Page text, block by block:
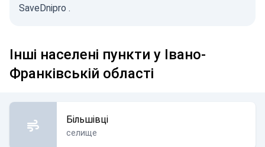
SaveDnipro .
Інші населені пункти у Івано-
Франківській області
Більшівці
селище